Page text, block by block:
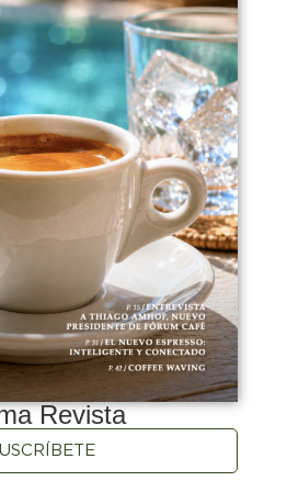
Revista